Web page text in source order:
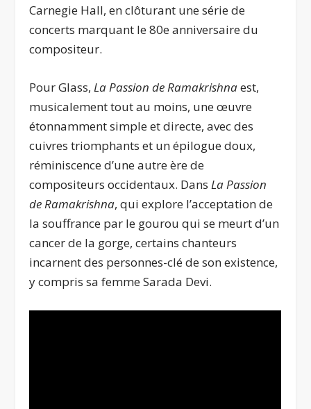
Carnegie Hall, en clôturant une série de
concerts marquant le 80e anniversaire du
compositeur.
Pour Glass,LaPassion de Ramakrishnaest,
musicalement tout au moins, une œuvre
étonnamment simple et directe, avec des
cuivres triomphants et un épilogue doux,
réminiscence d’une autre ère de
compositeurs occidentaux. DansLa Passion
de Ramakrishna, qui explore l’acceptation de
la souffrance par le gourou qui se meurt d’un
cancer de la gorge, certains chanteurs
incarnent des personnes-clé de son existence,
y compris sa femme Sarada Devi.